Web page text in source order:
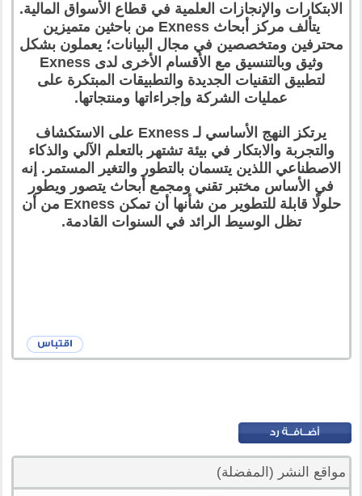
الابتكارات والإنجازات العلمية في قطاع الأسواق المالية.
يتألف مركز أبحاث Exness من باحثين متميزين
محترفين ومتخصصين في مجال البيانات؛ يعملون بشكل
وثيق وبالتنسيق مع الأقسام الأخرى لدى Exness
لتطبيق التقنيات الجديدة والتطبيقات المبتكرة على
عمليات الشركة وإجراءاتها ومنتجاتها.
يرتكز النهج الأساسي لـ Exness على الاستكشاف
والتجربة والابتكار في بيئة تشتهر بالتعلم الآلي والذكاء
الاصطناعي اللذين يتسمان بالتطور والتغير المستمر. إنه
في الأساس مختبر تقني ومجمع أبحاث يتصور ويطور
حلولًا قابلة للتطوير من شأنها أن تمكن Exness من أن
تظل الوسيط الرائد في السنوات القادمة.
مواقع النشر (المفضلة)